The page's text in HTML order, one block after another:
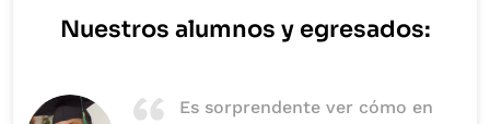
Nuestros alumnos y egresados:
Es sorprendente ver cómo en